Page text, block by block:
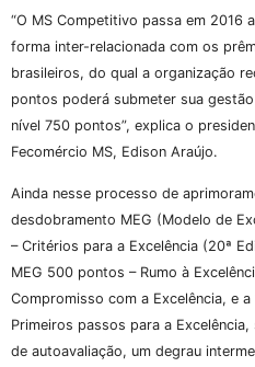
“O MS Competitivo passa em 2016
forma inter-relacionada com os
brasileiros, do qual a organização
pontos poderá submeter sua
nível 750 pontos”, explica o
Fecomércio MS, Edison Araújo.
Ainda nesse processo de
desdobramento MEG (Modelo de
– Critérios para a Excelência (20ª
MEG 500 pontos – Rumo à
Compromisso com a Excelência, e
Primeiros passos para a
de autoavaliação, um degrau